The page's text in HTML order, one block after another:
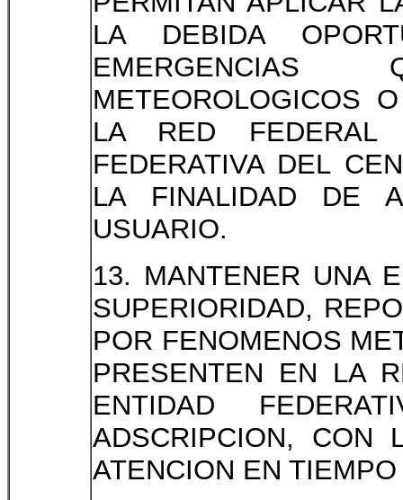
LA DEBIDA
METEOROLOGICOS
LA RED FEDERAL
FEDERATIVA DEL
LA FINALIDAD DE
USUARIO.
13. MANTENER UNA
SUPERIORIDAD,
POR FENOMENOS
PRESENTEN EN LA
ENTIDAD
ADSCRIPCION, CON
ATENCION EN